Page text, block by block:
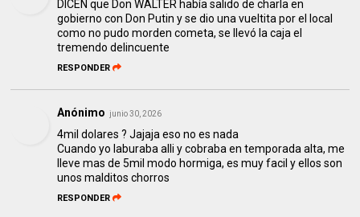
DICEN que Don WALTER había salido de charla en
gobierno con Don Putin y se dio una vueltita por el local
como no pudo morden cometa, se llevó la caja el
tremendo delincuente
RESPONDER
Anónimo junio 30, 2026
4mil dolares ? Jajaja eso no es nada
Cuando yo laburaba alli y cobraba en temporada alta, me
lleve mas de 5mil modo hormiga, es muy facil y ellos son
unos malditos chorros
RESPONDER